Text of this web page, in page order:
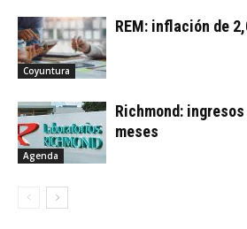
Coyuntura
REM: inflación de
Agenda
Richmond:
meses